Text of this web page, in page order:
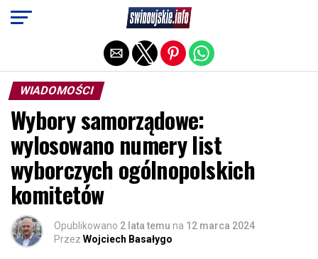
WIADOMOŚCI
Wybory samorządowe:
wylosowano numery list
wyborczych ogólnopolskich
komitetów
Opublikowano 2 lata temu na 12 marca 2024
Przez Wojciech Basałygo
Exit mobile version